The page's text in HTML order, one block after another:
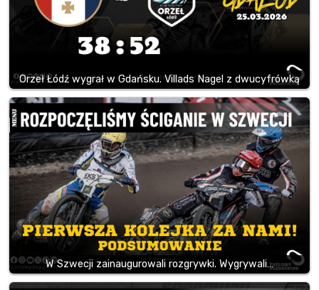
Orzeł Łódź wygrał w Gdańsku. Villads Nagel z dwucyfrówką
W Szwecji zainaugurowali rozgrywki. Wygrywali…